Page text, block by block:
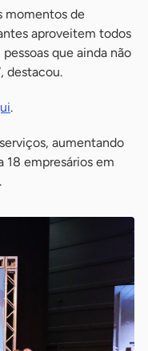
momentos de
aproveitem todos
que ainda não
destacou.
.
aumentando
18 empresários em